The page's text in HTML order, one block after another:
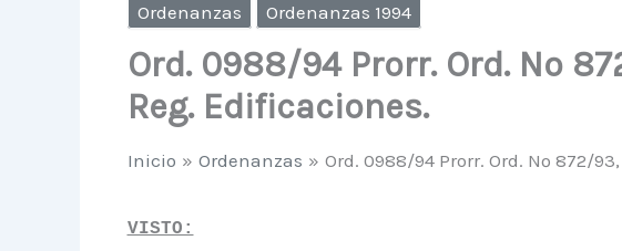
Ordenanzas Ordenanzas 1994
Ord. 0988/94 Prorr. Ord. Nº
Reg. Edificaciones.
Inicio Ordenanzas Ord. 0988/94 Prorr. Ord. Nº 872/
VISTO: